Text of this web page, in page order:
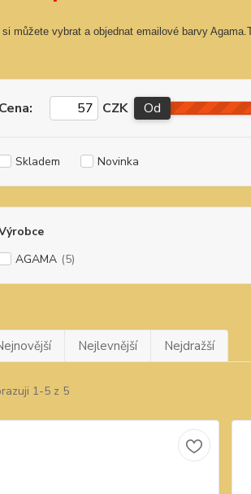
si můžete vybrat a objednat emailové barvy
Cena: CZK Od
Skladem Novinka
AGAMA (5)
Nejlevnější Nejdražší
1-5 z 5